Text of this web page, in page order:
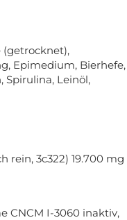
(getrocknet),
Epimedium, Bierhefe,
Spirulina, Leinöl,
rein, 3c322) 19.700 mg
CNCM I-3060 inaktiv,